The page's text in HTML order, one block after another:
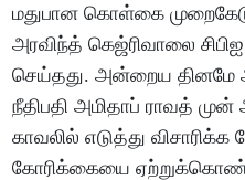
மதுபான கொள்கை
அரவிந்த் கெஜ்ரிவாலை
செய்தது. அன்றைய தினமே
நீதிபதி அமிதாப் ராவத்
காவலில் எடுத்து
கோரிக்கையை